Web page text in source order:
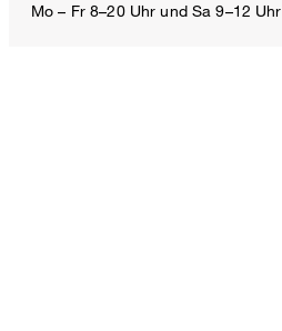
46
Mo – Fr 8–20 Uhr und Sa 9–12 Uhr